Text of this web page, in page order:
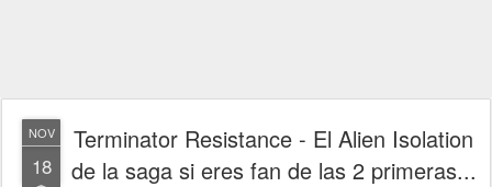
NOV
18
Terminator Resistance - El Alien Isolation
de la saga si eres fan de las 2 primeras...